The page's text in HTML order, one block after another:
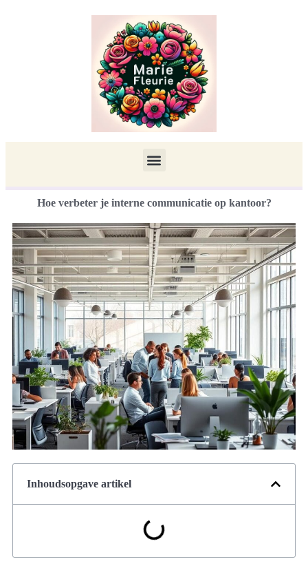
Hoe verbeter je interne communicatie op kantoor?
Inhoudsopgave artikel